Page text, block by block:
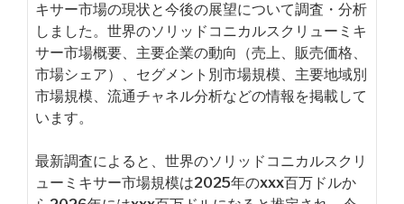
キサー市場の現状と今後の展望について調査・分析
しました。世界のソリッドコニカルスクリューミキ
サー市場概要、主要企業の動向（売上、販売価格、
市場シェア）、セグメント別市場規模、主要地域別
市場規模、流通チャネル分析などの情報を掲載して
います。
最新調査によると、世界のソリッドコニカルスクリ
ューミキサー市場規模は2025年のxxx百万ドルか